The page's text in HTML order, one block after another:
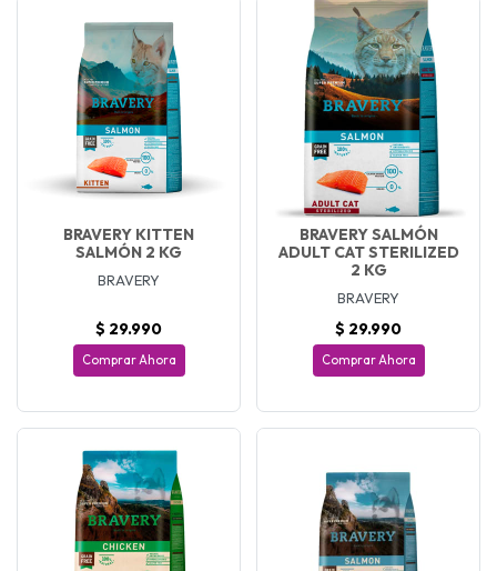
BRAVERY KITTEN
SALMÓN 2 KG
BRAVERY
$ 29.990
Comprar Ahora
BRAVERY SALMÓN
ADULT CAT STERILIZED
2 KG
BRAVERY
$ 29.990
Comprar Ahora